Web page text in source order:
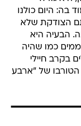
בה: היום כולנו
הצודקת שלא
הבעיה היא
כמו שהיה
בקרב חיילי
של "ארבע